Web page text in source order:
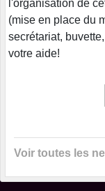
l'organisation de
(mise en place du
secrétariat,
votre aide!
Voir toutes les